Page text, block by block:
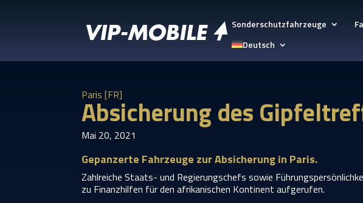
Sonderschutzfahrzeuge
Deutsch
Paris [FR]
Absicherung des
Mai 20, 2021
Gepanzerte Fahrzeuge zur Absicherung in Paris.
Zahlreiche Staats- und Regierungschefs sowie
zu Finanzhilfen für den afrikanischen Kontinent aufgerufen.